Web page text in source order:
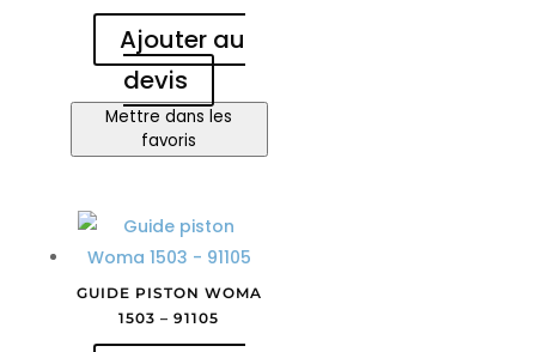
Ajouter au
devis
Mettre dans les
favoris
GUIDE PISTON WOMA
1503 – 91105